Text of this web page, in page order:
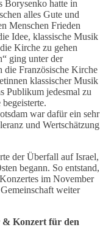
Borysenko hatte in
alles Gute und
Menschen Frieden
Idee, klassische Musik
Kirche zu gehen
ging unter der
Französische Kirche
klassischer Musik
Publikum jedesmal zu
war dafür ein sehr
und Wertschätzung
der Überfall auf Israel,
begann. So entstand,
im November
weiter
& Konzert für den